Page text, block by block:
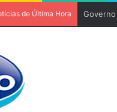
de Última Hora Governo